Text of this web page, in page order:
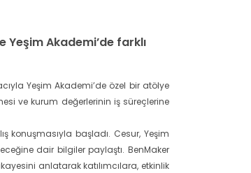
Akademi’de farklı
Yeşim Akademi’de özel bir atölye
ve kurum değerlerinin iş süreçlerine
konuşmasıyla başladı. Cesur, Yeşim
dair bilgiler paylaştı. BenMaker
anlatarak katılımcılara, etkinlik